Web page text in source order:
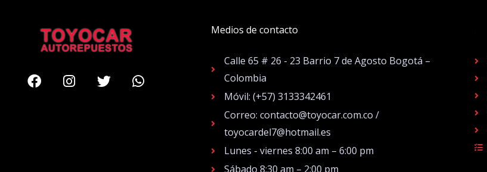
FacebookInstagram
TwitterWhatsapp
Medios de contacto
Calle 65 # 26 - 23 Barrio 7 de Agosto Bogotá –
Colombia
Móvil: (+57) 3133342461
Correo: contacto@toyocar.com.co /
toyocardel7@hotmail.es
Lunes - viernes 8:00 am – 6:00 pm
Sábado 8:30 am – 2:00 pm